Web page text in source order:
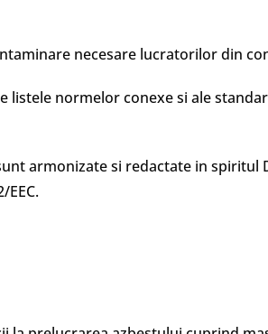
necesare lucratorilor din
listele normelor conexe si ale
armonizate si redactate in spiritul
EEC.